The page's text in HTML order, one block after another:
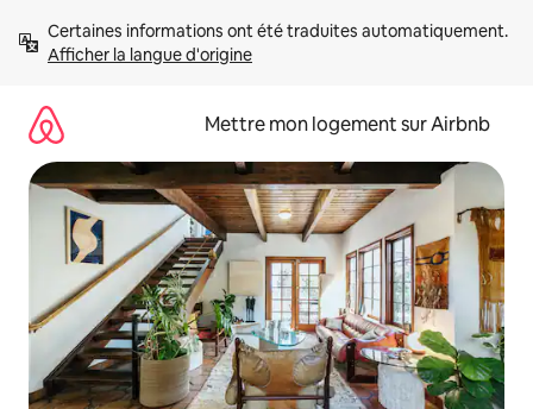
directement
Afficher la langue d'origine
Mettre mon logement sur Airbnb